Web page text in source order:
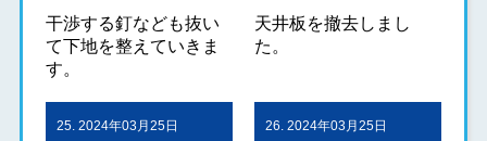
干渉する釘なども抜い
て下地を整えていきま
す。
天井板を撤去しまし
た。
25. 2024年03月25日 26. 2024年03月25日